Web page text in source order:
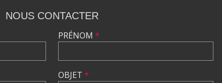
NOUS CONTACTER
PRÉNOM *
OBJET *